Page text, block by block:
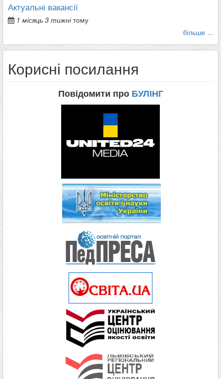
Актуальні вакансії
1 місяць 3 тижнітому
більше ...
Корисні посилання
Повідомити про БУЛІНГ